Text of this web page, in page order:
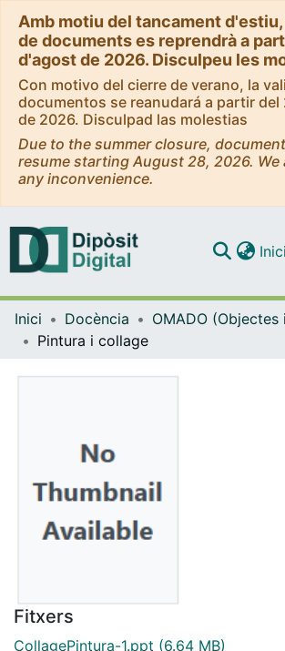
Amb motiu del tancament
de documents es reprendrà a
d'agost de 2026. Disculpeu les
Con motivo del cierre de verano, la
documentos se reanudará a partir del
de 2026. Disculpad las molestias
Due to the summer closure,
resume starting August 28, 2026.
any inconvenience.
Navega per
Inici Docència
Pintura i collage
Fitxers
CollagePintura-1.ppt (6.64 MB)